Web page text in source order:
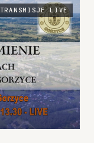
TRANSMISJE LIVE